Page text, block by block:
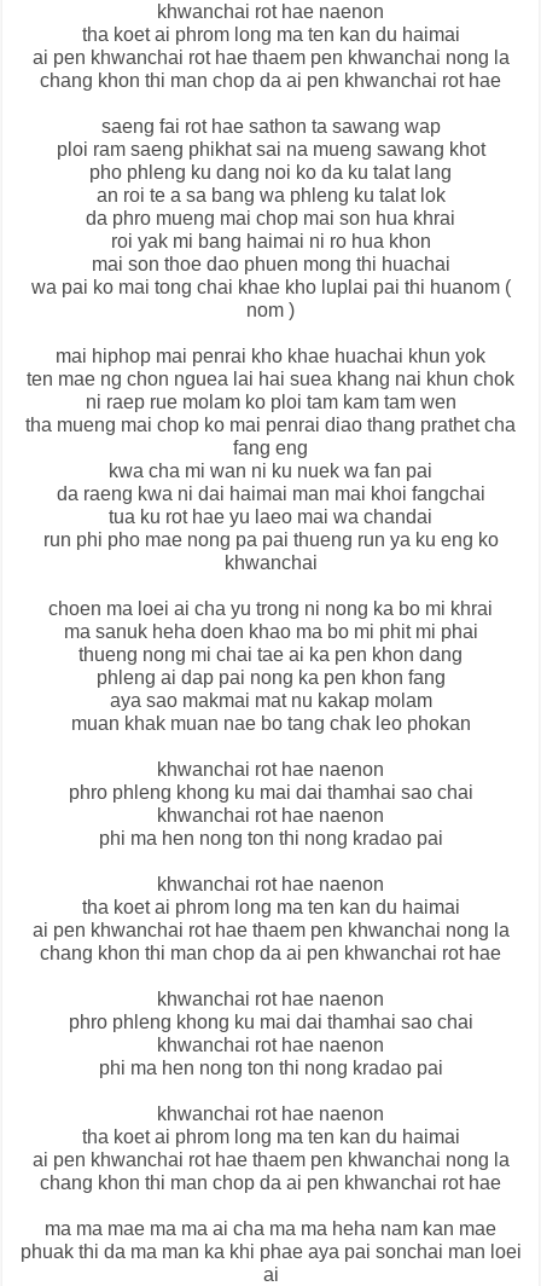
khwanchai rot hae naenon
tha koet ai phrom long ma ten kan du haimai
ai pen khwanchai rot hae thaem pen khwanchai nong la
chang khon thi man chop da ai pen khwanchai rot hae
saeng fai rot hae sathon ta sawang wap
ploi ram saeng phikhat sai na mueng sawang khot
pho phleng ku dang noi ko da ku talat lang
an roi te a sa bang wa phleng ku talat lok
da phro mueng mai chop mai son hua khrai
roi yak mi bang haimai ni ro hua khon
mai son thoe dao phuen mong thi huachai
wa pai ko mai tong chai khae kho luplai pai thi huanom (
nom )
mai hiphop mai penrai kho khae huachai khun yok
ten mae ng chon nguea lai hai suea khang nai khun chok
ni raep rue molam ko ploi tam kam tam wen
tha mueng mai chop ko mai penrai diao thang prathet cha
fang eng
kwa cha mi wan ni ku nuek wa fan pai
da raeng kwa ni dai haimai man mai khoi fangchai
tua ku rot hae yu laeo mai wa chandai
run phi pho mae nong pa pai thueng run ya ku eng ko
khwanchai
choen ma loei ai cha yu trong ni nong ka bo mi khrai
ma sanuk heha doen khao ma bo mi phit mi phai
thueng nong mi chai tae ai ka pen khon dang
phleng ai dap pai nong ka pen khon fang
aya sao makmai mat nu kakap molam
muan khak muan nae bo tang chak leo phokan
khwanchai rot hae naenon
phro phleng khong ku mai dai thamhai sao chai
khwanchai rot hae naenon
phi ma hen nong ton thi nong kradao pai
khwanchai rot hae naenon
tha koet ai phrom long ma ten kan du haimai
ai pen khwanchai rot hae thaem pen khwanchai nong la
chang khon thi man chop da ai pen khwanchai rot hae
khwanchai rot hae naenon
phro phleng khong ku mai dai thamhai sao chai
khwanchai rot hae naenon
phi ma hen nong ton thi nong kradao pai
khwanchai rot hae naenon
tha koet ai phrom long ma ten kan du haimai
ai pen khwanchai rot hae thaem pen khwanchai nong la
chang khon thi man chop da ai pen khwanchai rot hae
ma ma mae ma ma ai cha ma ma heha nam kan mae
phuak thi da ma man ka khi phae aya pai sonchai man loei
ai